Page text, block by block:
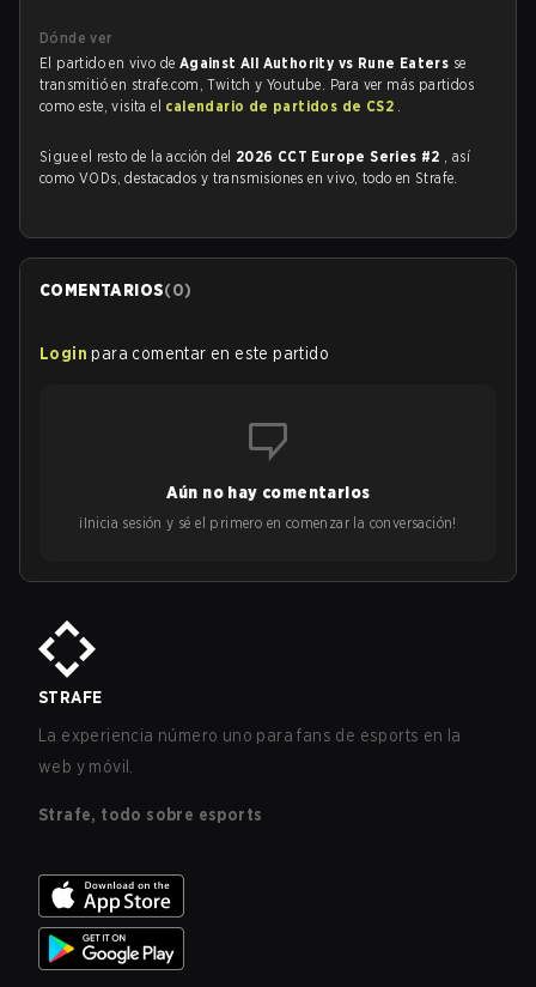
Dónde ver
El partido en vivo de Against All Authority vs Rune Eaters se
transmitió en strafe.com, Twitch y Youtube. Para ver más partidos
como este, visita el calendario de partidos de CS2 .
Sigue el resto de la acción del 2026 CCT Europe Series #2 , así
como VODs, destacados y transmisiones en vivo, todo en Strafe.
COMENTARIOS(0)
Login para comentar en este partido
Aún no hay comentarios
¡Inicia sesión y sé el primero en comenzar la conversación!
STRAFE
La experiencia número uno para fans de esports en la
web y móvil.
Strafe, todo sobre esports